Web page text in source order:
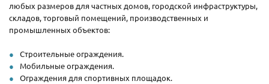
любых размеров для частных домов, городской инфраструктуры,
складов, торговый помещений, производственных и
промышленных объектов:
Строительные ограждения.
Мобильные ограждения.
Ограждения для спортивных площадок.